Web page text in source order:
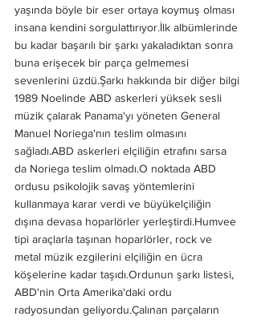
yaşında böyle bir eser ortaya koymuş olması
insana kendini sorgulattırıyor.İlk albümlerinde
bu kadar başarılı bir şarkı yakaladıktan sonra
buna erişecek bir parça gelmemesi
sevenlerini üzdü.Şarkı hakkında bir diğer bilgi
1989 Noelinde ABD askerleri yüksek sesli
müzik çalarak Panama'yı yöneten General
Manuel Noriega'nın teslim olmasını
sağladı.ABD askerleri elçiliğin etrafını sarsa
da Noriega teslim olmadı.O noktada ABD
ordusu psikolojik savaş yöntemlerini
kullanmaya karar verdi ve büyükelçiliğin
dışına devasa hoparlörler yerleştirdi.Humvee
tipi araçlarla taşınan hoparlörler, rock ve
metal müzik ezgilerini elçiliğin en ücra
köşelerine kadar taşıdı.Ordunun şarkı listesi,
ABD'nin Orta Amerika'daki ordu
radyosundan geliyordu.Çalınan parçaların